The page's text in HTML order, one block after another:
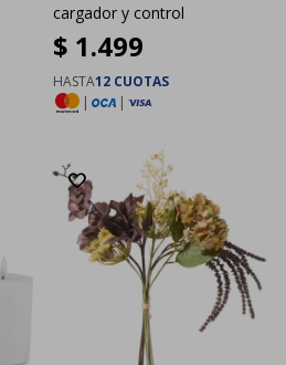
cargador y control
$ 1.499
HASTA12 CUOTAS
|
|